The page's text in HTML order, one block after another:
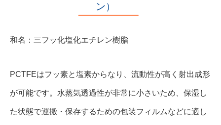
ン）
和名：三フッ化塩化エチレン樹脂
PCTFEはフッ素と塩素からなり、流動性が高く射出成形
が可能です。水蒸気透過性が非常に小さいため、保湿し
た状態で運搬・保存するための包装フィルムなどに適し